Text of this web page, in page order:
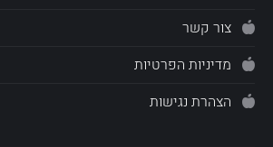
צור קשר
מדיניות הפרטיות
הצהרת נגישות